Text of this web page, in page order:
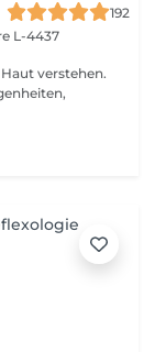
192
L-4437
verstehen.